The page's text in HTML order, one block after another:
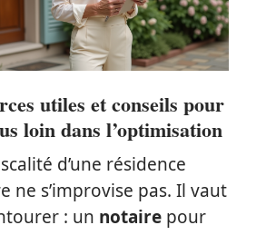
utiles et conseils pour
loin dans l’optimisation
d’une résidence
ne s’improvise pas. Il vaut
: un notaire pour